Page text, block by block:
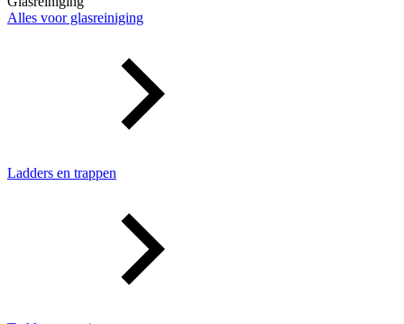
Alles voor glasreiniging
Ladders en trappen